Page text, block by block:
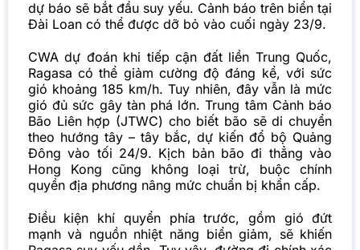
dự báo sẽ bắt đầu suy yếu. Cảnh báo trên biển tại
Đài Loan có thể được dỡ bỏ vào cuối ngày 23/9.
CWA dự đoán khi tiếp cận đất liền Trung Quốc,
Ragasa có thể giảm cường độ đáng kể, với sức
gió khoảng 185 km/h. Tuy nhiên, đây vẫn là mức
gió đủ sức gây tàn phá lớn. Trung tâm Cảnh báo
Bão Liên hợp (JTWC) cho biết bão sẽ di chuyển
theo hướng tây – tây bắc, dự kiến đổ bộ Quảng
Đông vào tối 24/9. Kịch bản bão đi thẳng vào
Hong Kong cũng không loại trừ, buộc chính
quyền địa phương nâng mức chuẩn bị khẩn cấp.
Điều kiện khí quyển phía trước, gồm gió đứt
mạnh và nguồn nhiệt năng biển giảm, sẽ khiến